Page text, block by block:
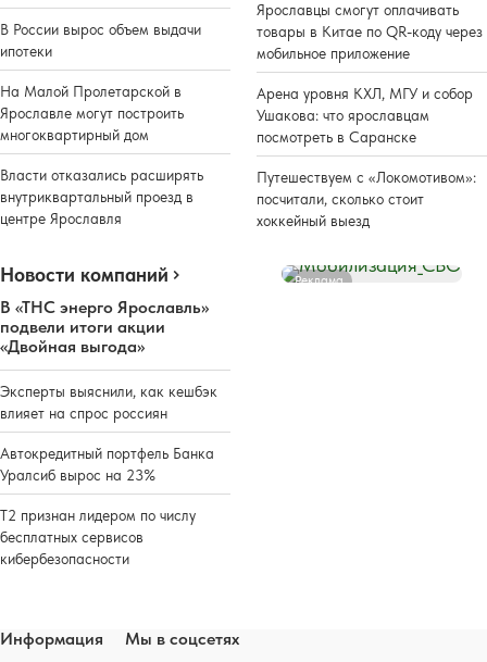
В России вырос объем выдачи
ипотеки
На Малой Пролетарской в
Ярославле могут построить
многоквартирный дом
Власти отказались расширять
внутриквартальный проезд в
центре Ярославля
Ярославцы смогут оплачивать
товары в Китае по QR-коду через
мобильное приложение
Арена уровня КХЛ, МГУ и собор
Ушакова: что ярославцам
посмотреть в Саранске
Путешествуем с «Локомотивом»:
посчитали, сколько стоит
хоккейный выезд
Новости компаний
В «ТНС энерго Ярославль»
подвели итоги акции
«Двойная выгода»
Эксперты выяснили, как кешбэк
влияет на спрос россиян
Автокредитный портфель Банка
Уралсиб вырос на 23%
Т2 признан лидером по числу
бесплатных сервисов
кибербезопасности
Реклама
Информация
Мы в соцсетях